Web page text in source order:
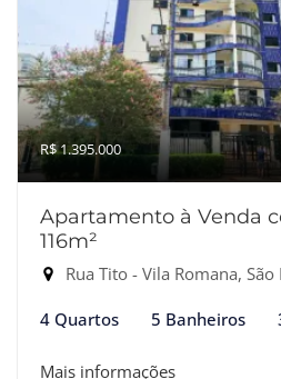
R$ 1.395.000
Apartamento à Venda
116m²
Rua Tito - Vila Romana, São
4 Quartos 5 Banheiros
Mais informações